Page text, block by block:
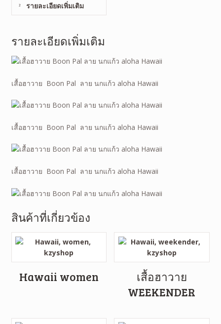
รายละเอียดเพิ่มเติม
รายละเอียดเพิ่มเติม
เสื้อฮาวาย Boon Pal ลาย นกแก้ว aloha Hawaii
เสื้อฮาวาย Boon Pal ลาย นกแก้ว aloha Hawaii
เสื้อฮาวาย Boon Pal ลาย นกแก้ว aloha Hawaii
สินค้าที่เกี่ยวข้อง
Hawaii women
เสื้อฮาวาย
WEEKENDER